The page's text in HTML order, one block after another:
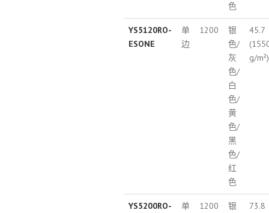
色
YS5120RO-
ESONE
单
边
1200
银
色/
灰
色/
白
色/
黄
色/
黑
色/
红
色
45.7
g/m²)
YS5200RO-
单
1200
银
73.8